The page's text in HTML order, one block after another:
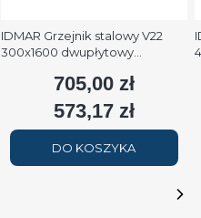
IDMAR Grzejnik stalowy V22
300x1600 dwupłytowy
(90/70/20°C) biały RAL9016
Cena
705,00 zł
Cena
573,17 zł
DO KOSZYKA